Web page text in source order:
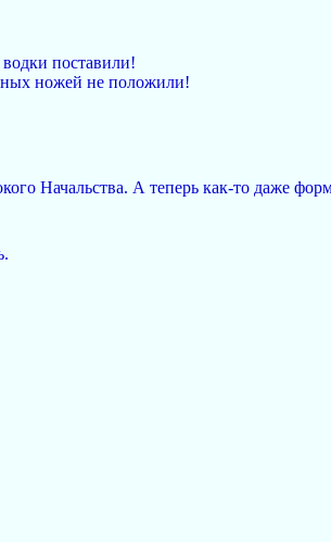
поставили!
ножей не положили!
Начальства. А теперь как-то даже